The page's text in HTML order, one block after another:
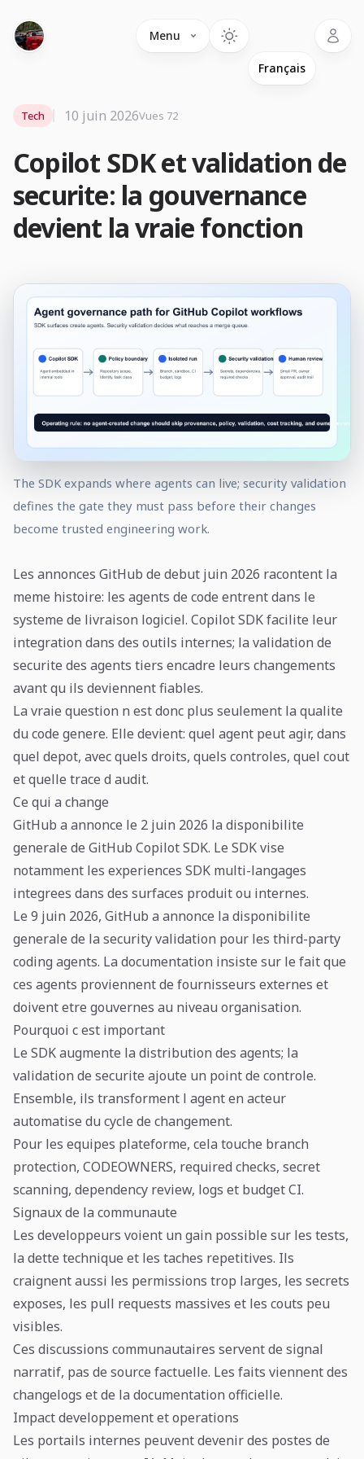
Menu
Copilot SDK et validation de
securite: la gouvernance
devient la vraie fonction
Tech 10 juin 2026Vues 72
The SDK expands where agents can live; security validation
defines the gate they must pass before their changes
become trusted engineering work.
Les annonces GitHub de debut juin 2026 racontent la
meme histoire: les agents de code entrent dans le
systeme de livraison logiciel. Copilot SDK facilite leur
integration dans des outils internes; la validation de
securite des agents tiers encadre leurs changements
avant qu ils deviennent fiables.
La vraie question n est donc plus seulement la qualite
du code genere. Elle devient: quel agent peut agir, dans
quel depot, avec quels droits, quels controles, quel cout
et quelle trace d audit.
Ce qui a change
GitHub a annonce le 2 juin 2026 la disponibilite
generale de GitHub Copilot SDK. Le SDK vise
notamment les experiences SDK multi-langages
integrees dans des surfaces produit ou internes.
Le 9 juin 2026, GitHub a annonce la disponibilite
generale de la security validation pour les third-party
coding agents. La documentation insiste sur le fait que
ces agents proviennent de fournisseurs externes et
doivent etre gouvernes au niveau organisation.
Pourquoi c est important
Le SDK augmente la distribution des agents; la
validation de securite ajoute un point de controle.
Ensemble, ils transforment l agent en acteur
automatise du cycle de changement.
Pour les equipes plateforme, cela touche branch
protection, CODEOWNERS, required checks, secret
scanning, dependency review, logs et budget CI.
Signaux de la communaute
Les developpeurs voient un gain possible sur les tests,
la dette technique et les taches repetitives. Ils
craignent aussi les permissions trop larges, les secrets
exposes, les pull requests massives et les couts peu
visibles.
Ces discussions communautaires servent de signal
narratif, pas de source factuelle. Les faits viennent des
changelogs et de la documentation officielle.
Impact developpement et operations
Les portails internes peuvent devenir des postes de